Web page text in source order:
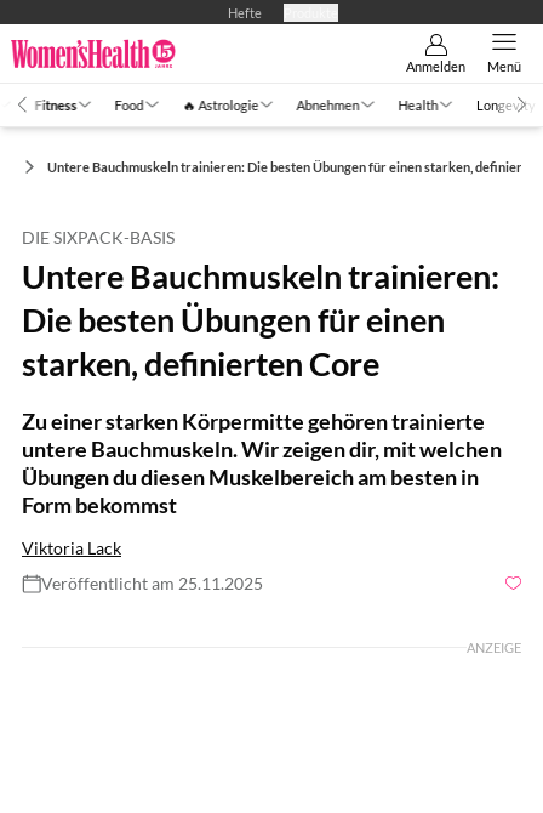
Hefte
Anmelden Menü
Fitness Food 🔥 Astrologie Abnehmen Health Longevity
Untere Bauchmuskeln trainieren: Die besten Übungen für einen starken,
DIE SIXPACK-BASIS
Untere Bauchmuskeln trainieren:
Die besten Übungen für einen
starken, definierten Core
Zu einer starken Körpermitte gehören trainierte
untere Bauchmuskeln. Wir zeigen dir, mit welchen
Übungen du diesen Muskelbereich am besten in
Form bekommst
Viktoria Lack
Veröffentlicht am 25.11.2025
ANZEIGE